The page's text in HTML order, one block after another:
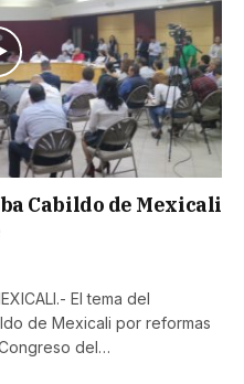
Cabildo de Mexicali
El tema del
de Mexicali por reformas
del…